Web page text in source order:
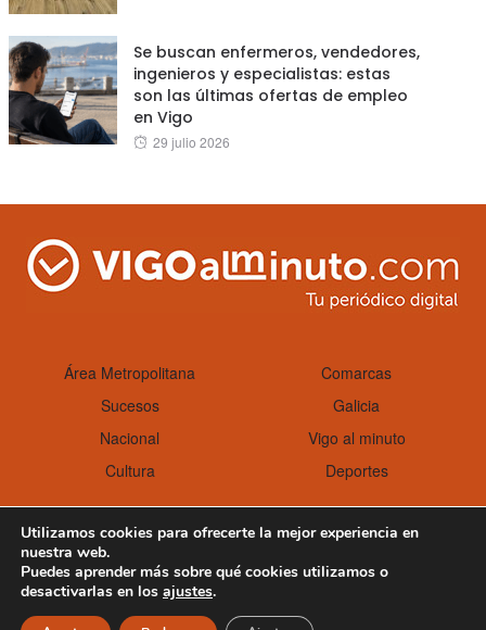
Se buscan enfermeros, vendedores,
ingenieros y especialistas: estas
son las últimas ofertas de empleo
en Vigo
Posted
29 julio 2026
Área Metropolitana
Comarcas
Sucesos
Galicia
Nacional
Vigo al minuto
Cultura
Deportes
Aviso Legal Política de cookies
Utilizamos cookies para ofrecerte la mejor experiencia en
nuestra web.
Puedes aprender más sobre qué cookies utilizamos o
desactivarlas en los ajustes.